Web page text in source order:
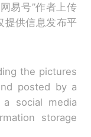
易号”作者上传
提供信息发布平
the pictures
posted by a
social media
storage